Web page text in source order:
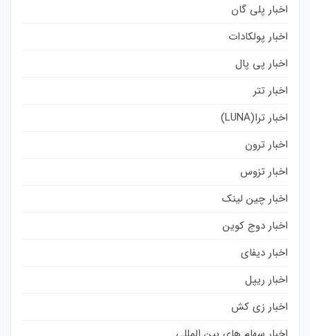
اخبار پلی گان
اخبار پولکادات
اخبار پی پال
اخبار تتر
اخبار ترا(LUNA)
اخبار ترون
اخبار تزوس
اخبار چین لینک
اخبار دوج کوین
اخبار دیفای
اخبار ریپل
اخبار زی کش